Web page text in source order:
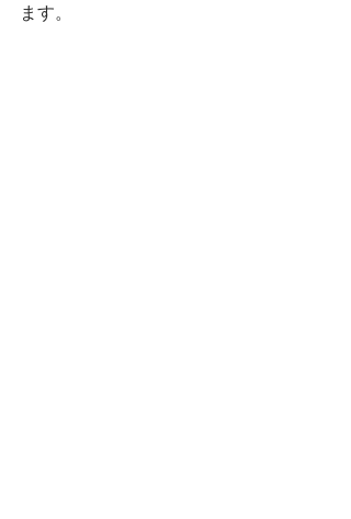
ます。